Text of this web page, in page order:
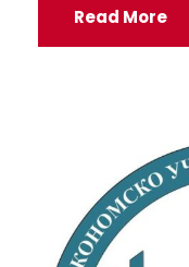
Read More